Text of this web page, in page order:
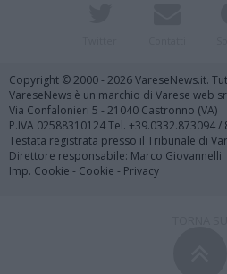
Copyright © 2000 - 2026 VareseNews.it.
VareseNews è un marchio di Varese web
Via Confalonieri 5 - 21040 Castronno (VA)
P.IVA 02588310124 Tel. +39.0332.873094 /
Testata registrata presso il Tribunale di
Direttore responsabile: Marco Giovannelli
Imp. Cookie - Cookie - Privacy